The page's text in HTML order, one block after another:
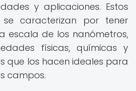
y aplicaciones. Estos
se caracterizan por tener
escala de los nanómetros,
físicas, químicas y
que los hacen ideales para
campos.